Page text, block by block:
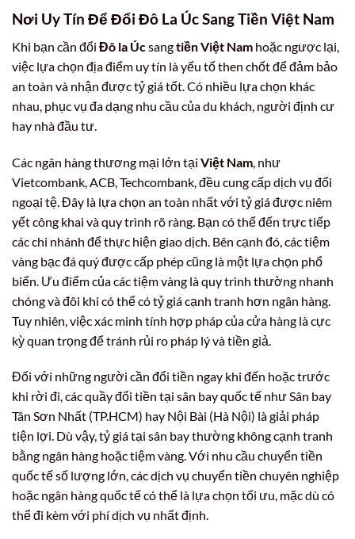
Nơi Uy Tín Để Đổi Đô La Úc Sang Tiền Việt Nam
Khi bạn cần đổi Đô la Úcsangtiền Việt Nam hoặc ngược lại,
việc lựa chọn địa điểm uy tín là yếu tố then chốt để đảm bảo
an toàn và nhận được tỷ giá tốt. Có nhiều lựa chọn khác
nhau, phục vụ đa dạng nhu cầu của du khách, người định cư
hay nhà đầu tư.
Các ngân hàng thương mại lớn tại Việt Nam , như
Vietcombank, ACB, Techcombank, đều cung cấp dịch vụ đổi
ngoại tệ. Đây là lựa chọn an toàn nhất với tỷ giá được niêm
yết công khai và quy trình rõ ràng. Bạn có thể đến trực tiếp
các chi nhánh để thực hiện giao dịch. Bên cạnh đó, các tiệm
vàng bạc đá quý được cấp phép cũng là một lựa chọn phổ
biến. Ưu điểm của các tiệm vàng là quy trình thường nhanh
chóng và đôi khi có thể có tỷ giá cạnh tranh hơn ngân hàng.
Tuy nhiên, việc xác minh tính hợp pháp của cửa hàng là cực
kỳ quan trọng để tránh rủi ro pháp lý và tiền giả.
Đối với những người cần đổi tiền ngay khi đến hoặc trước
khi rời đi, các quầy đổi tiền tại sân bay quốc tế như Sân bay
Tân Sơn Nhất (TP.HCM) hay Nội Bài (Hà Nội) là giải pháp
tiện lợi. Dù vậy, tỷ giá tại sân bay thường không cạnh tranh
bằng ngân hàng hoặc tiệm vàng. Với nhu cầu chuyển tiền
quốc tế số lượng lớn, các dịch vụ chuyển tiền chuyên nghiệp
hoặc ngân hàng quốc tế có thể là lựa chọn tối ưu, mặc dù có
thể đi kèm với phí dịch vụ nhất định.